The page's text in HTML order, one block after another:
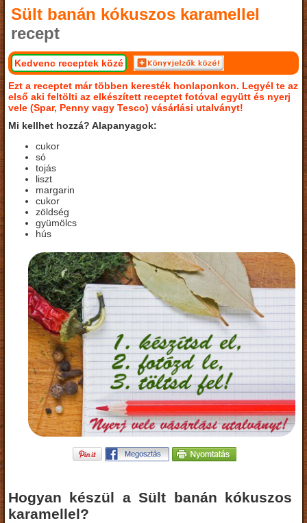
Sült banán kókuszos karamellel
recept
Kedvenc receptek közé
Ezt a receptet már többen keresték honlaponkon. Legyél te az
első aki feltölti az elkészített receptet fotóval együtt és nyerj
vele (Spar, Penny vagy Tesco) vásárlási utalványt!
Mi kellhet hozzá? Alapanyagok:
cukor
só
tojás
liszt
margarin
cukor
zöldség
gyümölcs
hús
Hogyan készül a Sült banán kókuszos
karamellel?